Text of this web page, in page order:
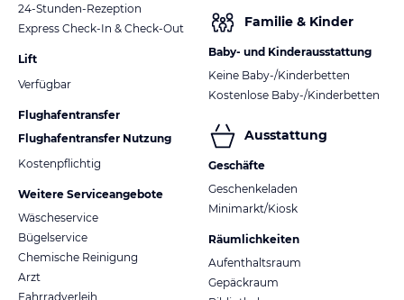
24-Stunden-Rezeption
Express Check-In & Check-Out
Lift
Verfügbar
Flughafentransfer
Flughafentransfer Nutzung
Kostenpflichtig
Weitere Serviceangebote
Wäscheservice
Bügelservice
Chemische Reinigung
Arzt
Fahrradverleih
Familie & Kinder
Baby- und Kinderausstattung
Keine Baby-/Kinderbetten
Kostenlose Baby-/Kinderbetten
Ausstattung
Geschäfte
Geschenkeladen
Minimarkt/Kiosk
Räumlichkeiten
Aufenthaltsraum
Gepäckraum